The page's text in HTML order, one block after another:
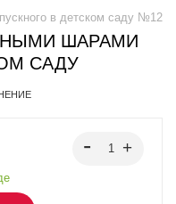
в детском саду №12
ШАРАМИ
САДУ